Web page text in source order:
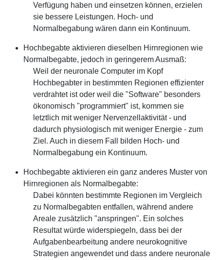
Verfügung haben und einsetzen können, erzielen
sie bessere Leistungen. Hoch- und
Normalbegabung wären dann ein Kontinuum.
Hochbegabte aktivieren dieselben Hirnregionen wie
Normalbegabte, jedoch in geringerem Ausmaß:
Weil der neuronale Computer im Kopf
Hochbegabter in bestimmten Regionen effizienter
verdrahtet ist oder weil die "Software" besonders
ökonomisch "programmiert" ist, kommen sie
letztlich mit weniger Nervenzellaktivität - und
dadurch physiologisch mit weniger Energie - zum
Ziel. Auch in diesem Fall bilden Hoch- und
Normalbegabung ein Kontinuum.
Hochbegabte aktivieren ein ganz anderes Muster von
Hirnregionen als Normalbegabte:
Dabei könnten bestimmte Regionen im Vergleich
zu Normalbegabten entfallen, während andere
Areale zusätzlich "anspringen". Ein solches
Resultat würde widerspiegeln, dass bei der
Aufgabenbearbeitung andere neurokognitive
Strategien angewendet und dass andere neuronale